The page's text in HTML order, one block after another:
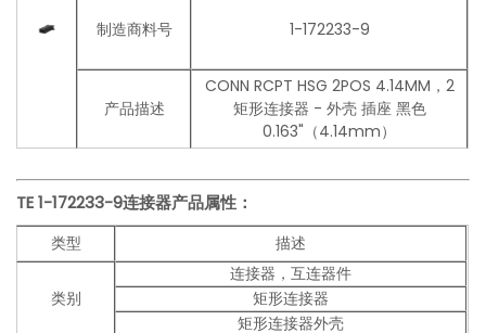
制造商料号 1-172233-9
产品描述
CONN RCPT HSG 2POS 4.14MM，2
矩形连接器 - 外壳 插座 黑色
0.163"（4.14mm）
TE 1-172233-9连接器产品属性：
类型 描述
类别
连接器，互连器件
矩形连接器
矩形连接器外壳